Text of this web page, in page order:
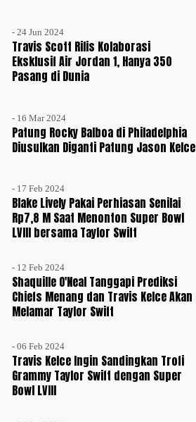
- 24 Jun 2024
Travis Scott Rilis Kolaborasi
Eksklusif Air Jordan 1, Hanya 350
Pasang di Dunia
- 16 Mar 2024
Patung Rocky Balboa di Philadelphia
Diusulkan Diganti Patung Jason Kelce
- 17 Feb 2024
Blake Lively Pakai Perhiasan Senilai
Rp7,8 M Saat Menonton Super Bowl
LVIII bersama Taylor Swift
- 12 Feb 2024
Shaquille O'Neal Tanggapi Prediksi
Chiefs Menang dan Travis Kelce Akan
Melamar Taylor Swift
- 06 Feb 2024
Travis Kelce Ingin Sandingkan Trofi
Grammy Taylor Swift dengan Super
Bowl LVIII